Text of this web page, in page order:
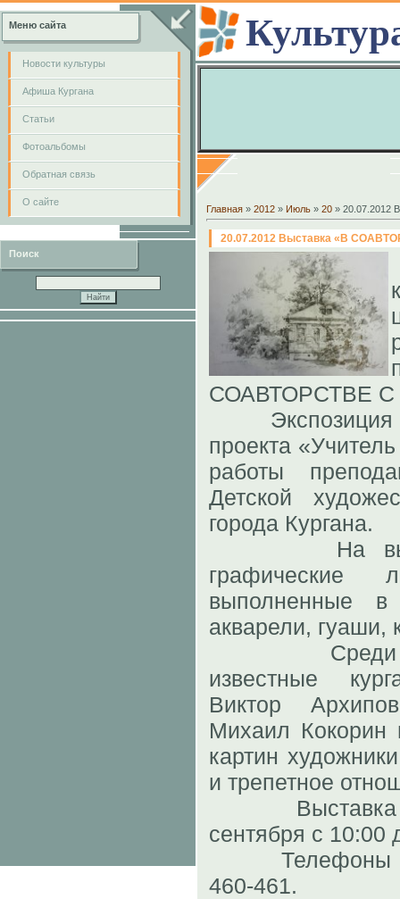
Меню сайта
Новости культуры
Афиша Кургана
Cтатьи
Фотоальбомы
Обратная связь
О сайте
Поиск
Главная » 2012 » Июль » 20 »
20.07.2012 Выставка «В
СОАВТОРСТВЕ
Экспозиция
проекта
работы
Детской
города Кургана.
На
графические
выполненные в
акварели, гуаши,
Среди
известные
Виктор
Михаил
картин
и трепетное
Выставка
сентября с 10:00
Телефоны
460-461.